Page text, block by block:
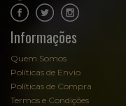
Informações
Quem Somos
Políticas de Envio
Políticas de Compra
Termos e Condições